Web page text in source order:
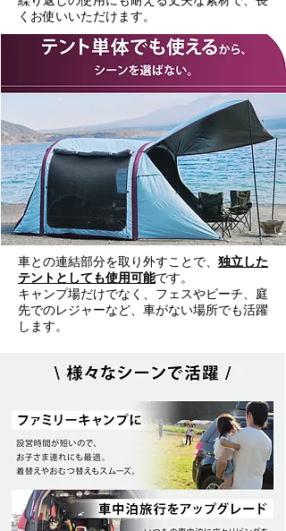
くお使いいただけます。
車との連結部分を取り外すことで、 独立した
テントとしても使用可能です。
キャンプ場だけでなく、フェスやビーチ、庭
先でのレジャーなど、車がない場所でも活躍
します。